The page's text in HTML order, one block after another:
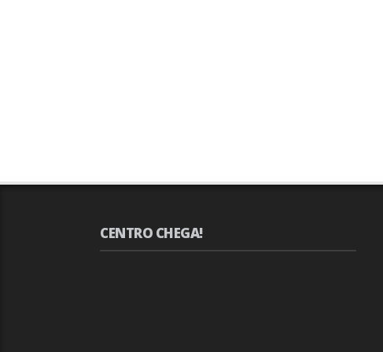
CENTRO CHEGA!